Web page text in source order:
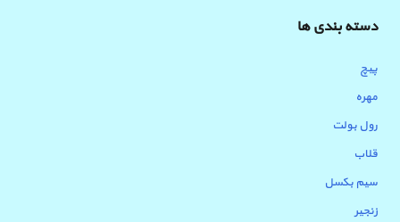
دسته بندی ها
پیچ
مهره
رول بولت
قلاب
سیم بکسل
زنجیر